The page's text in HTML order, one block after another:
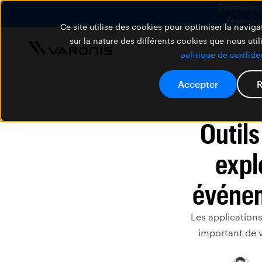
Ce site utilise des cookies pour optimiser la
sur la nature des différents cookies que nous
politique de
Accepter
En savoir
Les
important de